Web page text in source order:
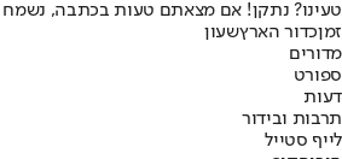
טעינו? נתקן! אם מצאתם טעות בכתבה,
זמןכדור הארץשעון
מדורים
ספורט
דעות
תרבות ובידור
לייף סטייל